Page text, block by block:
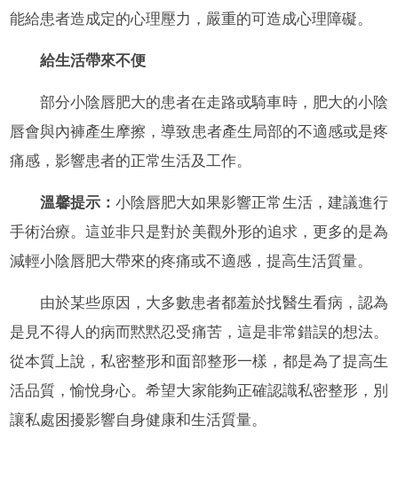
能給患者造成定的心理壓力，嚴重的可造成心理障礙。
給生活帶來不便
部分小陰唇肥大的患者在走路或騎車時，肥大的小陰
唇會與內褲產生摩擦，導致患者產生局部的不適感或是疼
痛感，影響患者的正常生活及工作。
溫馨提示：小陰唇肥大如果影響正常生活，建議進行
手術治療。這並非只是對於美觀外形的追求，更多的是為
減輕小陰唇肥大帶來的疼痛或不適感，提高生活質量。
由於某些原因，大多數患者都羞於找醫生看病，認為
是見不得人的病而黙黙忍受痛苦，這是非常錯誤的想法。
從本質上說，私密整形和面部整形一樣，都是為了提高生
活品質，愉悅身心。希望大家能夠正確認識私密整形，別
讓私處困擾影響自身健康和生活質量。